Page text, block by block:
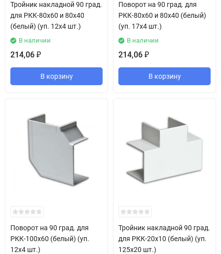
Тройник накладной 90 град.
для РКК-80х60 и 80х40
(белый) (уп. 12х4 шт.)
В наличии
214,06 ₽
В корзину
Поворот на 90 град. для
РКК-80х60 и 80х40 (белый)
(уп. 17х4 шт.)
В наличии
214,06 ₽
В корзину
Поворот на 90 град. для
РКК-100х60 (белый) (уп.
12х4 шт.)
Тройник накладной 90 град.
для РКК-20х10 (белый) (уп.
125х20 шт.)